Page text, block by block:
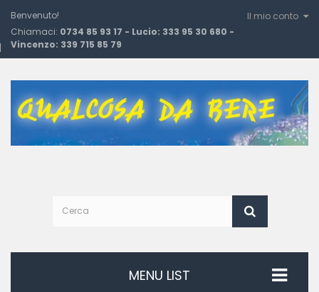
Il mio conto
Benvenuto!
Chiamaci: 0734 85 93 17 - Lucio: 333 95 30 680 -
Vincenzo: 339 715 85 79
MENU LIST